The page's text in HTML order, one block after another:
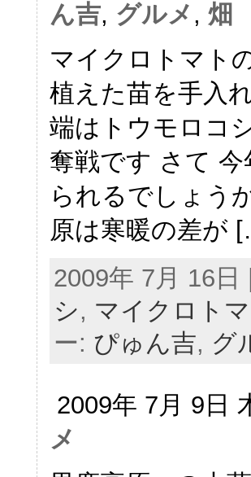
ん吉, グルメ , 畑
マイクロトマト
植えた苗を手入
端はトウモロコ
奪戦です さて
られるでしょう
原は寒暖の差が
2009年 7月 16日
シ, マイクロト
ー: ぴゅん吉, グ
2009年 7月 9日
メ